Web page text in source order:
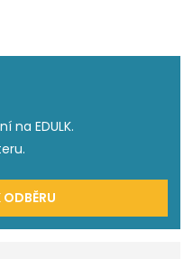
na EDULK.